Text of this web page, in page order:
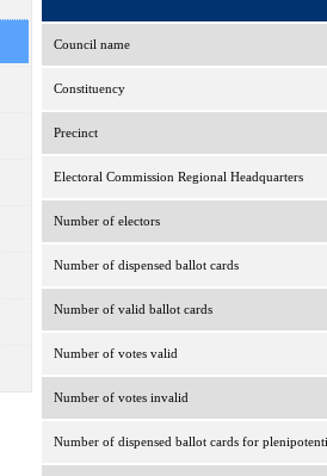
Council name
Constituency
Precinct
Electoral Commission Regional Headquarters
Number of electors
Number of dispensed ballot cards
Number of valid ballot cards
Number of votes valid
Number of votes invalid
Number of dispensed ballot cards for